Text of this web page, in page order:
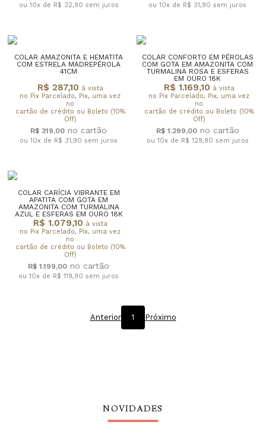
ou 10x de R$ 32,90 sem juros ou 10x de R$ 31,90 sem juros
COLAR AMAZONITA E HEMATITA
COM ESTRELA MADREPÉROLA
41CM
R$ 287,10 à vista
no Pix Parcelado, Pix, uma vez
no
cartão de crédito ou Boleto (10%
Off)
R$ 319,00
ou 10x de R$ 31,90 sem juros
COLAR CONFORTO EM PÉROLAS
COM GOTA EM AMAZONITA COM
TURMALINA ROSA E ESFERAS
EM OURO 18K
R$ 1.169,10 à vista
no Pix Parcelado, Pix, uma vez
no
cartão de crédito ou Boleto (10%
Off)
R$ 1.299,00
ou 10x de R$ 129,90 sem juros
COLAR CARÍCIA VIBRANTE EM
APATITA COM GOTA EM
AMAZONITA COM TURMALINA
AZUL E ESFERAS EM OURO 18K
R$ 1.079,10 à vista
no Pix Parcelado, Pix, uma vez
no
cartão de crédito ou Boleto (10%
Off)
R$ 1.199,00
ou 10x de R$ 119,90 sem juros
Anterior 1 Próximo
NOVIDADES